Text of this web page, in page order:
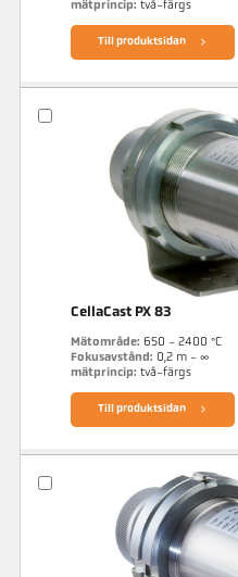
mätprincip: två-färgs
Till produktsidan
CellaCast PX 83
Mätområde: 650 - 2400 °C
Fokusavstånd: 0,2 m - ∞
mätprincip: två-färgs
Till produktsidan